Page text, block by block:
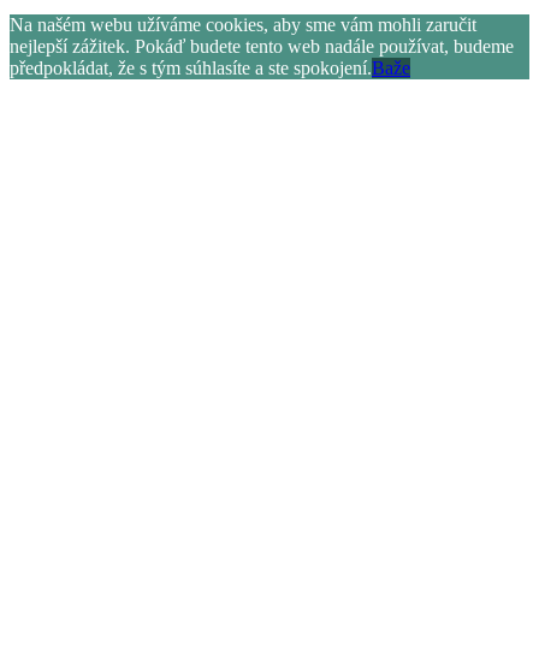
Na našém webu užíváme cookies, aby sme vám mohli zaručit
nejlepší zážitek. Pokáď budete tento web nadále používat, budeme
předpokládat, že s tým súhlasíte a ste spokojení.Baže